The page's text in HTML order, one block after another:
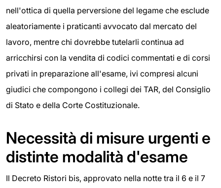
nell'ottica di quella perversione del legame che esclude
aleatoriamente i praticanti avvocato dal mercato del
lavoro, mentre chi dovrebbe tutelarli continua ad
arricchirsi con la vendita di codici commentati e di corsi
privati in preparazione all'esame, ivi compresi alcuni
giudici che compongono i collegi dei TAR, del Consiglio
di Stato e della Corte Costituzionale.
Necessità di misure urgenti e
distinte modalità d'esame
Il Decreto Ristori bis, approvato nella notte tra il 6 e il 7